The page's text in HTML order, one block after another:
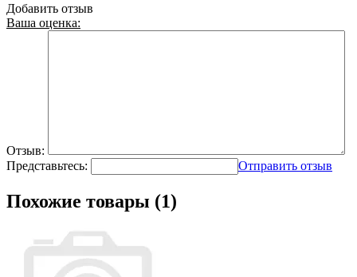
Добавить отзыв
Ваша оценка:
Отзыв:
Представьтесь:
Отправить отзыв
Похожие товары (1)